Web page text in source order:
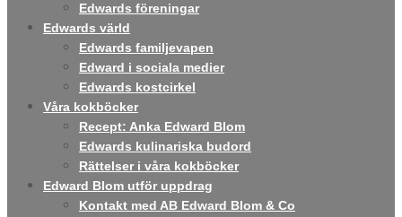
Edwards föreningar
Edwards värld
Edwards familjevapen
Edward i sociala medier
Edwards kostcirkel
Våra kokböcker
Recept: Anka Edward Blom
Edwards kulinariska budord
Rättelser i våra kokböcker
Edward Blom utför uppdrag
Kontakt med AB Edward Blom & Co